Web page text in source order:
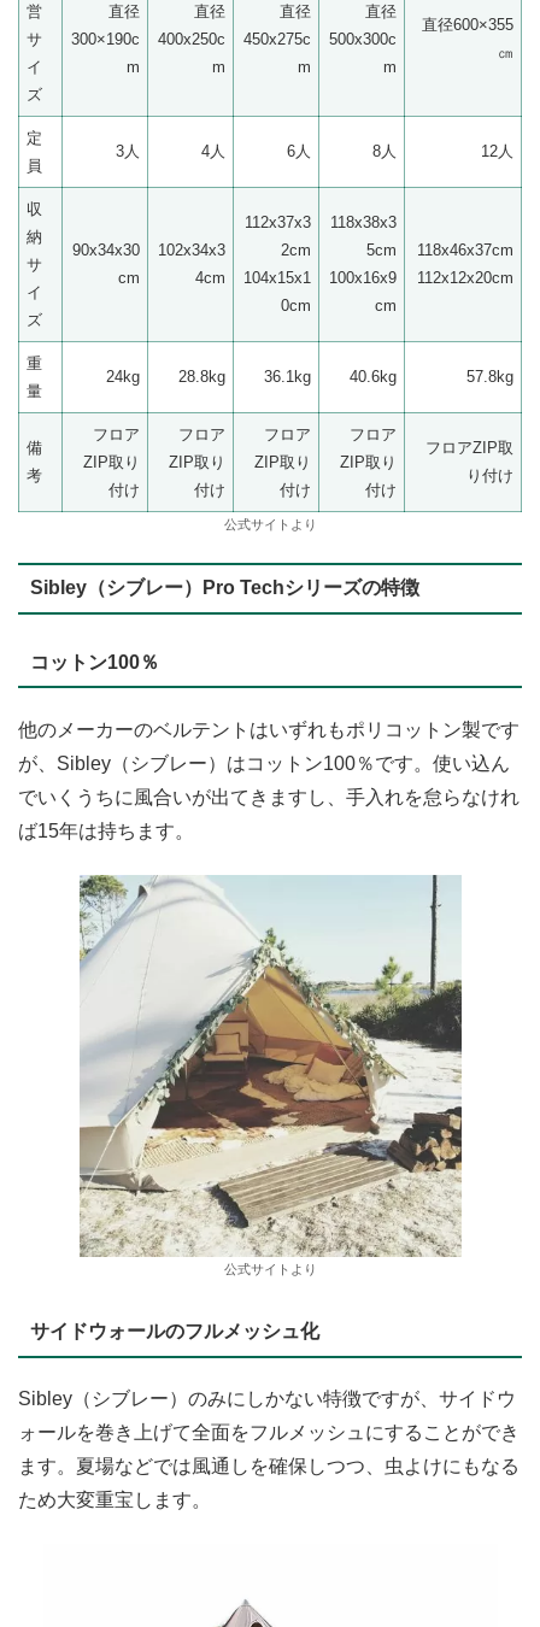
営
サ
イ
ズ
直径
300×190c
m
直径
400x250c
m
直径
450x275c
m
直径
500x300c
m
直径600×355
㎝
定
員
3人 4人 6人 8人 12人
収
納
サ
イ
ズ
90x34x30
cm
102x34x3
4cm
112x37x3
2cm
104x15x1
0cm
118x38x3
5cm
100x16x9
cm
118x46x37cm
112x12x20cm
重
量
24kg 28.8kg 36.1kg 40.6kg 57.8kg
備
考
フロア
ZIP取り
付け
フロア
ZIP取り
付け
フロア
ZIP取り
付け
フロア
ZIP取り
付け
フロアZIP取
り付け
公式サイトより
Sibley（シブレー）Pro Techシリーズの特徴
コットン100％
他のメーカーのベルテントはいずれもポリコットン製です
が、Sibley（シブレー）はコットン100％です。使い込ん
でいくうちに風合いが出てきますし、手入れを怠らなけれ
ば15年は持ちます。
公式サイトより
サイドウォールのフルメッシュ化
Sibley（シブレー）のみにしかない特徴ですが、サイドウ
ォールを巻き上げて全面をフルメッシュにすることができ
ます。夏場などでは風通しを確保しつつ、虫よけにもなる
ため大変重宝します。